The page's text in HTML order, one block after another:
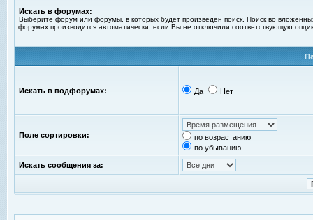
Искать в форумах:
Выберите форум или форумы, в которых будет произведен поиск. Поиск во
форумах производится автоматически, если Вы не отключили соответствующую
Искать в подфорумах: Да Нет
Поле сортировки:
по возрастанию
по убыванию
Искать сообщения за: